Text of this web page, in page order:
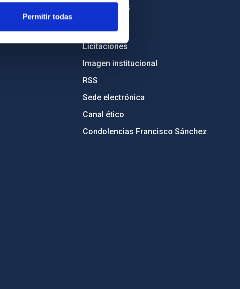
Permitir todas
OTROS ENLACES
Empleo
Licitaciones
Imagen institucional
RSS
Sede electrónica
Canal ético
Condolencias Francisco Sánchez